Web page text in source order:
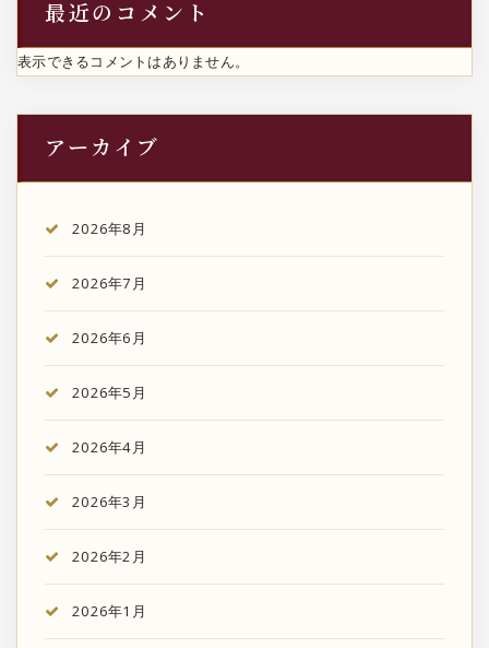
最近のコメント
表示できるコメントはありません。
アーカイブ
2026年8月
2026年7月
2026年6月
2026年5月
2026年4月
2026年3月
2026年2月
2026年1月